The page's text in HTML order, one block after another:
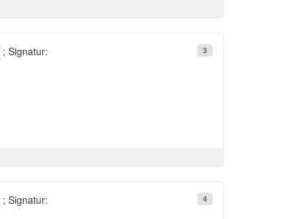
3
; Signatur:
4
; Signatur: